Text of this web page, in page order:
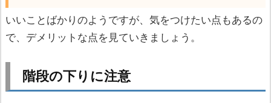
いいことばかりのようですが、気をつけたい点もあるの
で、デメリットな点を見ていきましょう。
階段の下りに注意